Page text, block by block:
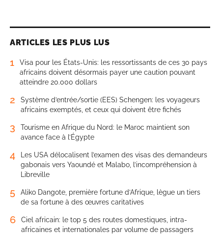
ARTICLES LES PLUS LUS
1
Visa pour les États-Unis: les ressortissants de ces 30 pays
africains doivent désormais payer une caution pouvant
atteindre 20.000 dollars
2
Système d’entrée/sortie (EES) Schengen: les voyageurs
africains exemptés, et ceux qui doivent être fichés
3
Tourisme en Afrique du Nord: le Maroc maintient son
avance face à l’Égypte
4
Les USA délocalisent l’examen des visas des demandeurs
gabonais vers Yaoundé et Malabo, l’incompréhension à
Libreville
5
Aliko Dangote, première fortune d’Afrique, lègue un tiers
de sa fortune à des œuvres caritatives
6
Ciel africain: le top 5 des routes domestiques, intra-
africaines et internationales par volume de passagers